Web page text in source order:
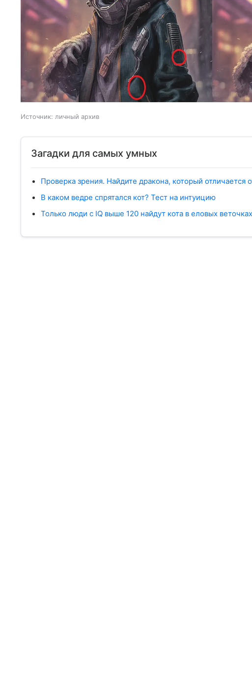
Источник: личный архив
Загадки для самых умных
Проверка зрения. Найдите дракона, который отличается
В каком ведре спрятался кот? Тест на интуицию
Только люди с IQ выше 120 найдут кота в еловых веточках